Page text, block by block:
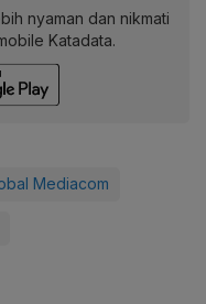
nyaman dan nikmati
Katadata.
Mediacom